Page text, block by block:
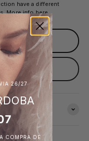
have a different
More info here .
26/27
COMPRA DE